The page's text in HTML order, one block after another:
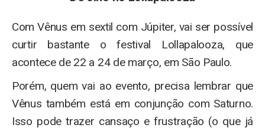
Com Vênus em sextil com Júpiter, vai ser possível
curtir bastante o festival Lollapalooza, que
acontece de 22 a 24 de março, em São Paulo.
Porém, quem vai ao evento, precisa lembrar que
Vênus também está em conjunção com Saturno.
Isso pode trazer cansaço e frustração (o que já